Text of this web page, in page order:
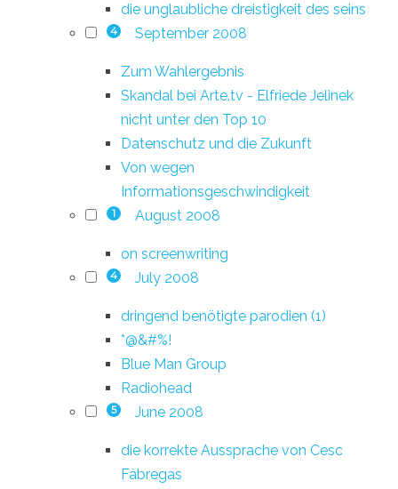
die unglaubliche dreistigkeit des seins
4 September 2008
Zum Wahlergebnis
Skandal bei Arte.tv - Elfriede Jelinek
nicht unter den Top 10
Datenschutz und die Zukunft
Von wegen
Informationsgeschwindigkeit
1 August 2008
on screenwriting
4 July 2008
dringend benötigte parodien (1)
*@&#%!
Blue Man Group
Radiohead
5 June 2008
die korrekte Aussprache von Cesc
Fàbregas